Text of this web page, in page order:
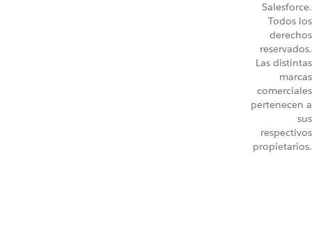
Salesforce.
Todos los
derechos
reservados.
Las distintas
marcas
comerciales
pertenecen a
sus
respectivos
propietarios.